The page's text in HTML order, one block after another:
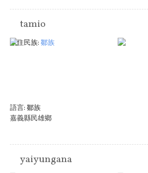
tamio
原住民族: 鄒族
語言: 鄒族
嘉義縣民雄鄉
yaiyungana